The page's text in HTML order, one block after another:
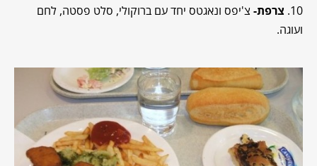
10. צרפת- צ'יפס ונאגטס יחד עם ברוקולי, סלט פסטה, לחם
ועוגה.